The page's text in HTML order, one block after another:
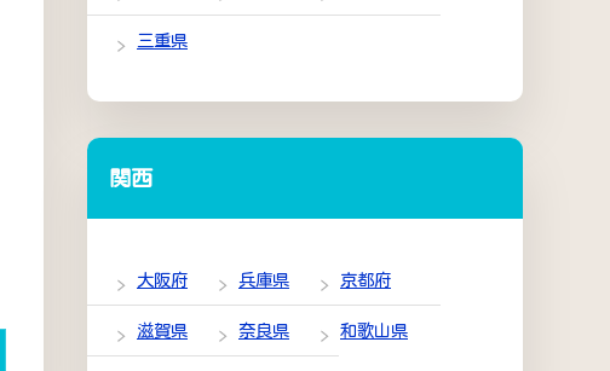
三重県
関西
大阪府 兵庫県 京都府
滋賀県 奈良県 和歌山県